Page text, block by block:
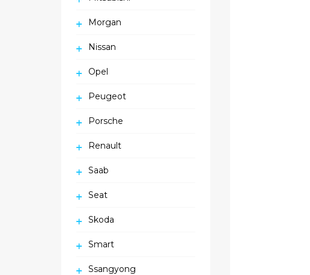
Morgan
Nissan
Opel
Peugeot
Porsche
Renault
Saab
Seat
Skoda
Smart
Ssangyong